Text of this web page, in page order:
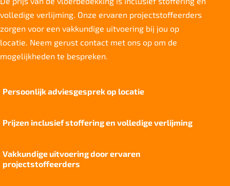
1.650 g/m2
Lichtechtheid NF EN ISO 105-B02
>6
Slijtvastheid NF EN 1307
0,17 m²C° / W
23 dB
Cfl-S1
Kwaliteitslabel GUT
volledige verlijming. Onze ervaren projectstoffeerders
zorgen voor een vakkundige uitvoering bij jou op
locatie. Neem gerust contact met ons op om de
mogelijkheden te bespreken.
Persoonlijk adviesgesprek op locatie
Prijzen inclusief stoffering en volledige verlijming
Vakkundige uitvoering door ervaren
projectstoffeerders